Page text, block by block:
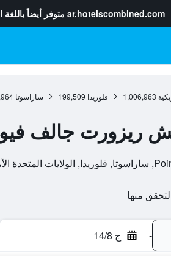
ar.hotelscombined.com متوفر أيضاً باللغة
1,006,963 فلوريدا 199,509 ساراسوتا
ريزورت جالف فيو
- ج 14/8